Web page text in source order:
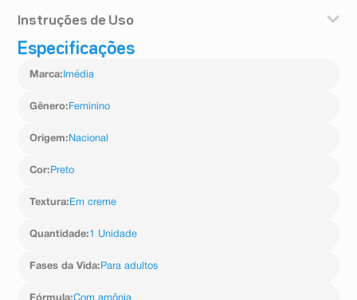
Instruções de Uso
Coloque a tinta no frasco aplicador e agite bem até ficar
pontas e espalhe uniformemente em todo o cabelo
após 35 ou 40 minutos da aplicação.
Especificações
Marca: Imédia
Gênero: Feminino
Origem: Nacional
Cor: Preto
Textura: Em creme
Quantidade:1 Unidade
Fases da Vida: Para adultos